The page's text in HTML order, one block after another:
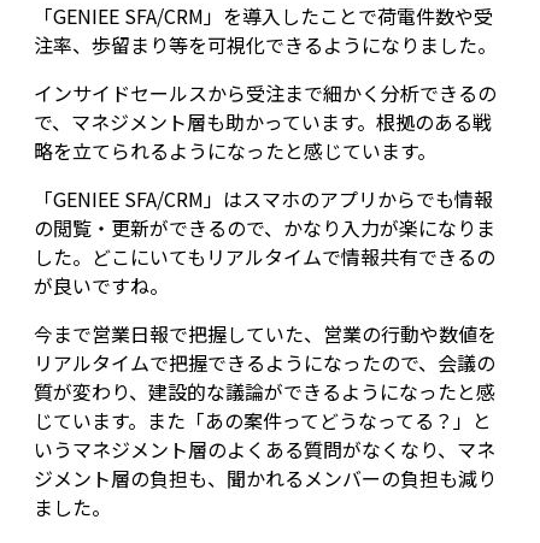
「GENIEE SFA/CRM」を導入したことで荷電件数や受
注率、歩留まり等を可視化できるようになりました。
インサイドセールスから受注まで細かく分析できるの
で、マネジメント層も助かっています。根拠のある戦
略を立てられるようになったと感じています。
「GENIEE SFA/CRM」はスマホのアプリからでも情報
の閲覧・更新ができるので、かなり入力が楽になりま
した。どこにいてもリアルタイムで情報共有できるの
が良いですね。
今まで営業日報で把握していた、営業の行動や数値を
リアルタイムで把握できるようになったので、会議の
質が変わり、建設的な議論ができるようになったと感
じています。また「あの案件ってどうなってる？」と
いうマネジメント層のよくある質問がなくなり、マネ
ジメント層の負担も、聞かれるメンバーの負担も減り
ました。